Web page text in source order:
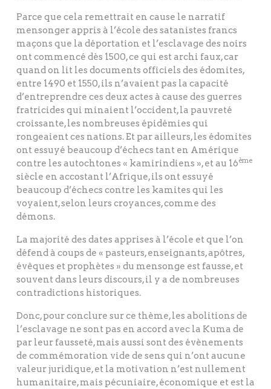
Parce que cela remettrait en cause le narratif
mensonger appris à l’école des satanistes francs
maçons que la déportation et l’esclavage des noirs
ont commencé dès 1500, ce qui est archi faux, car
quand on lit les documents officiels des édomites,
entre 1490 et 1550, ils n’avaient pas la capacité
d’entreprendre ces deux actes à cause des guerres
fratricides qui minaient l’occident, la pauvreté
croissante, les nombreuses épidémies qui
rongeaient ces nations. Et par ailleurs, les édomites
ont essuyé beaucoup d’échecs tant en Amérique
contre les autochtones « kamirindiens », et au 16ème
siècle en accostant l’Afrique, ils ont essuyé
beaucoup d’échecs contre les kamites qui les
voyaient, selon leurs croyances, comme des
démons.
La majorité des dates apprises à l’école et que l’on
défend à coups de « pasteurs, enseignants, apôtres,
évêques et prophètes » du mensonge est fausse, et
souvent dans leurs discours, il y a de nombreuses
contradictions historiques.
Donc, pour conclure sur ce thème, les abolitions de
l’esclavage ne sont pas en accord avec la Kuma de
par leur fausseté, mais aussi sont des évènements
de commémoration vide de sens qui n’ont aucune
valeur juridique, et la motivation n’est nullement
humanitaire, mais pécuniaire, économique et est la